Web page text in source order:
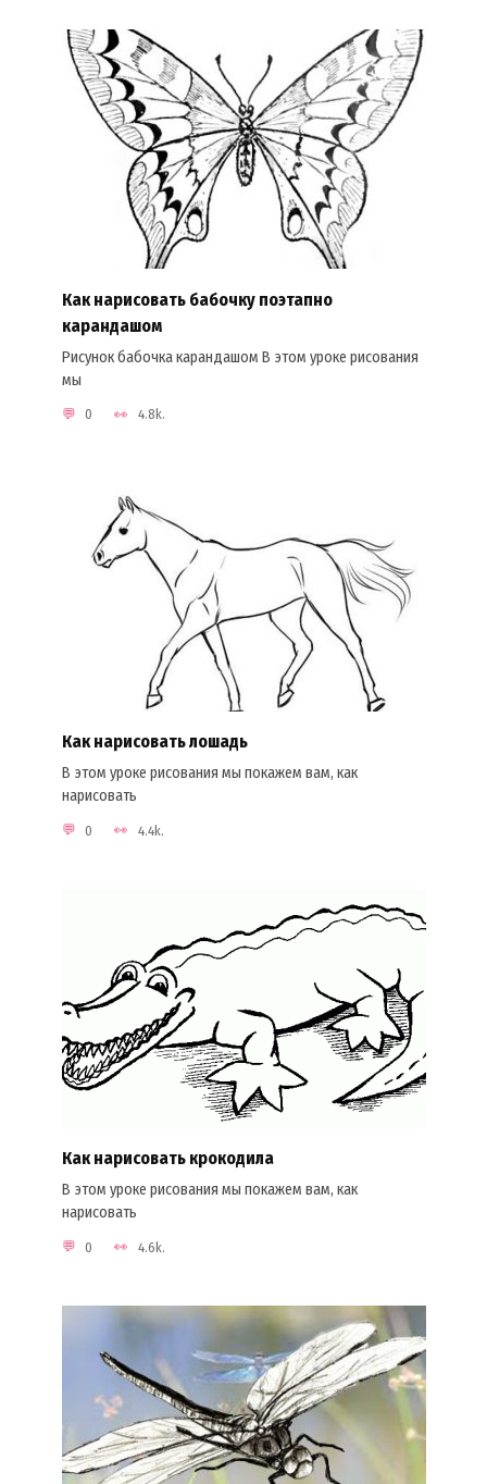
Как нарисовать бабочку поэтапно
карандашом
Рисунок бабочка карандашом В этом уроке рисования
мы
0 4.8k.
Как нарисовать лошадь
В этом уроке рисования мы покажем вам, как
нарисовать
0 4.4k.
Как нарисовать крокодила
В этом уроке рисования мы покажем вам, как
нарисовать
0 4.6k.